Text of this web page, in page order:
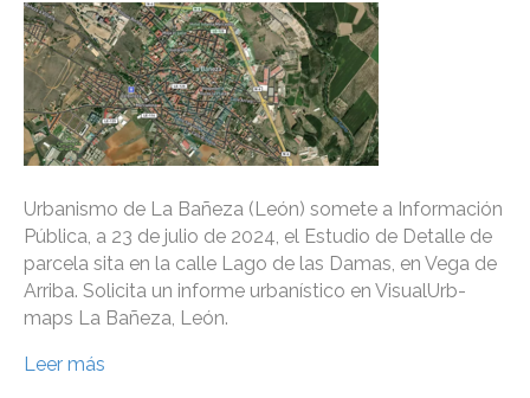
Urbanismo de La Bañeza (León) somete a Información
Pública, a 23 de julio de 2024, el Estudio de Detalle de
parcela sita en la calle Lago de las Damas, en Vega de
Arriba. Solicita un informe urbanístico en VisualUrb-
maps La Bañeza, León.
Leer más